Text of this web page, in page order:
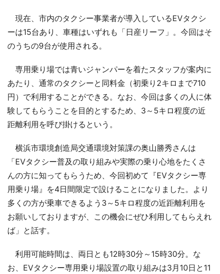
現在、市内のタクシー事業者が導入しているEVタクシ
ーは15台あり、車種はいずれも「日産リーフ」。今回はそ
のうちの9台が使用される。
専用乗り場では青いジャンパーを着たスタッフが案内に
あたり、通常のタクシーと同料金（初乗り2キロまで710
円）で利用することができる。なお、今回は多くの人に体
験してもらうことを目的とするため、3～5キロ程度の近
距離利用を呼び掛けるという。
横浜市環境創造局交通環境対策課の奥山勝秀さんは
「EVタクシー普及の取り組みや実際の乗り心地をたくさ
んの方に知ってもらうため、今回初めて『EVタクシー専
用乗り場』を4日間限定で設けることになりました。より
多くの方が乗車できるよう3～5キロ程度の近距離利用を
お願いしておりますが、この機会にぜひ利用してもらえれ
ば」と話す。
利用可能時間は、両日とも12時30分～15時30分。な
お、EVタクシー専用乗り場設置の取り組みは3月10日と11